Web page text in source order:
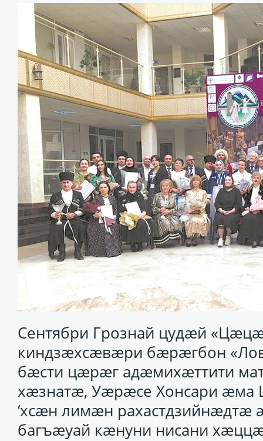
Сентябри Грознай цудæй
киндзæхсæвæри бæрæгбон
бæсти цæрæг адæмихæттити
хæзнатæ, Уæрæсе Хонсари æма
‘хсæн лимæн рахастдзийнæдтæ
багъæуай кæнуни нисани